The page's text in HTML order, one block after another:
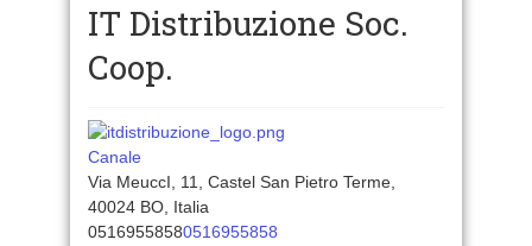
IT Distribuzione Soc.
Coop.
Canale
Via MeuccI, 11, Castel San Pietro Terme,
40024 BO, Italia
05169558580516955858